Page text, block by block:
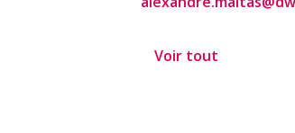
Voir tout